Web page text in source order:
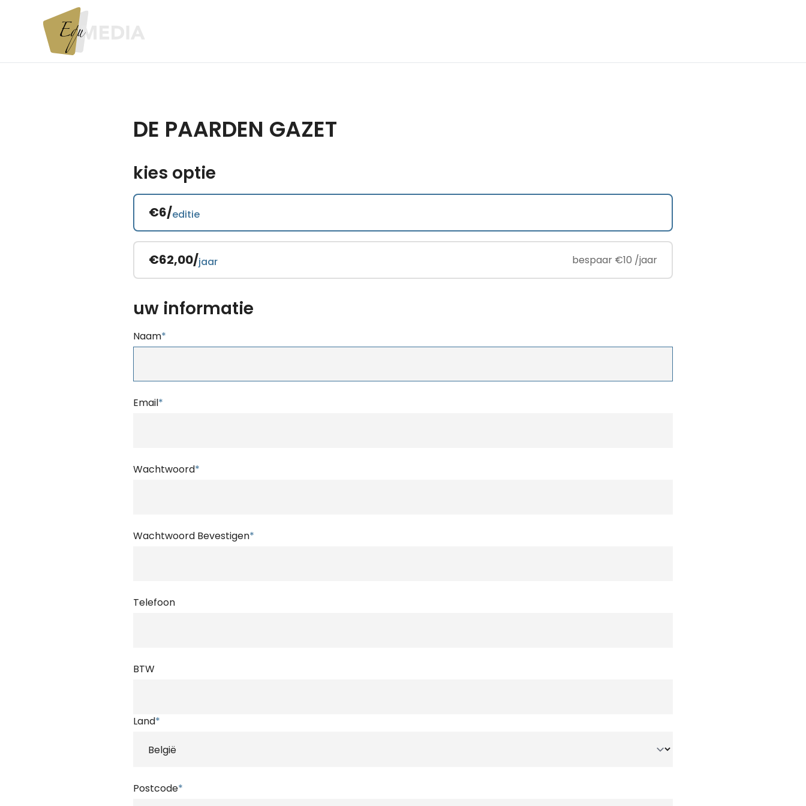
DE PAARDEN GAZET
kies optie
€6/editie
€62,00/jaar bespaar €10 /jaar
uw informatie
Naam*
Email*
Wachtwoord*
Wachtwoord Bevestigen*
Telefoon
BTW
Land*
Postcode*